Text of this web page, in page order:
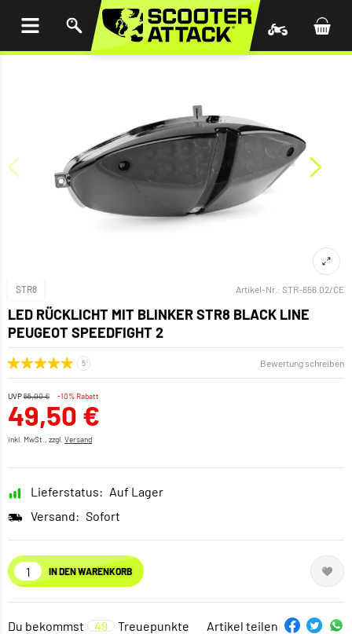
STR8 Artikel-Nr.: STR-656.02/CE
LED RÜCKLICHT MIT BLINKER STR8 BLACK LINE
PEUGEOT SPEEDFIGHT 2
Bewertung schreiben
UVP55,00 € -10% Rabatt
49,50 €
inkl. MwSt., zzgl. Versand
Lieferstatus: Auf Lager
Versand: Sofort
IN DEN WARENKORB
Du bekommst 49 Treuepunkte Artikel teilen